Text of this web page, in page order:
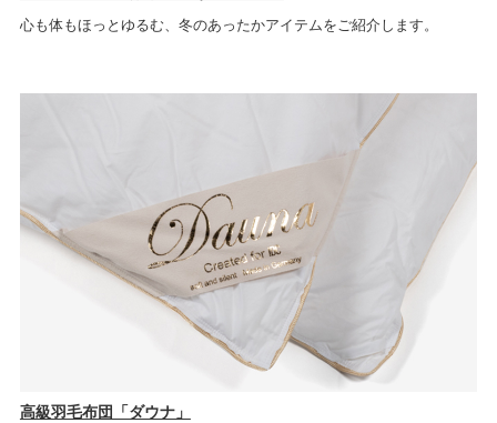
心も体もほっとゆるむ、冬のあったかアイテムをご紹介します。
高級羽毛布団「ダウナ」